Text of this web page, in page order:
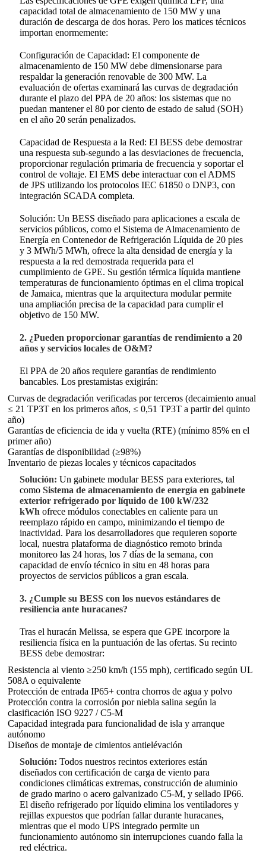
capacidad total de almacenamiento de 150 MW y una
duración de descarga de dos horas. Pero los matices técnicos
importan enormemente:
Configuración de Capacidad: El componente de
almacenamiento de 150 MW debe dimensionarse para
respaldar la generación renovable de 300 MW. La
evaluación de ofertas examinará las curvas de degradación
durante el plazo del PPA de 20 años: los sistemas que no
puedan mantener el 80 por ciento de estado de salud (SOH)
en el año 20 serán penalizados.
Capacidad de Respuesta a la Red: El BESS debe demostrar
una respuesta sub-segundo a las desviaciones de frecuencia,
proporcionar regulación primaria de frecuencia y soportar el
control de voltaje. El EMS debe interactuar con el ADMS
de JPS utilizando los protocolos IEC 61850 o DNP3, con
integración SCADA completa.
Solución: Un BESS diseñado para aplicaciones a escala de
servicios públicos, como el Sistema de Almacenamiento de
Energía en Contenedor de Refrigeración Líquida de 20 pies
y 3 MWh/5 MWh, ofrece la alta densidad de energía y la
respuesta a la red demostrada requerida para el
cumplimiento de GPE. Su gestión térmica líquida mantiene
temperaturas de funcionamiento óptimas en el clima tropical
de Jamaica, mientras que la arquitectura modular permite
una ampliación precisa de la capacidad para cumplir el
objetivo de 150 MW.
2. ¿Pueden proporcionar garantías de rendimiento a 20
años y servicios locales de O&M?
El PPA de 20 años requiere garantías de rendimiento
bancables. Los prestamistas exigirán:
Curvas de degradación verificadas por terceros (decaimiento anual
≤ 21 TP3T en los primeros años, ≤ 0,51 TP3T a partir del quinto
año)
Garantías de eficiencia de ida y vuelta (RTE) (mínimo 85% en el
primer año)
Garantías de disponibilidad (≥98%)
Inventario de piezas locales y técnicos capacitados
Solución: Un gabinete modular BESS para exteriores, tal
comoSistema de almacenamiento de energía en gabinete
exterior refrigerado por líquido de 100 kW/232
kWh ofrece módulos conectables en caliente para un
reemplazo rápido en campo, minimizando el tiempo de
inactividad. Para los desarrolladores que requieren soporte
local, nuestra plataforma de diagnóstico remoto brinda
monitoreo las 24 horas, los 7 días de la semana, con
capacidad de envío técnico in situ en 48 horas para
proyectos de servicios públicos a gran escala.
3. ¿Cumple su BESS con los nuevos estándares de
resiliencia ante huracanes?
Tras el huracán Melissa, se espera que GPE incorpore la
resiliencia física en la puntuación de las ofertas. Su recinto
BESS debe demostrar:
Resistencia al viento ≥250 km/h (155 mph), certificado según UL
508A o equivalente
Protección de entrada IP65+ contra chorros de agua y polvo
Protección contra la corrosión por niebla salina según la
clasificación ISO 9227 / C5-M
Capacidad integrada para funcionalidad de isla y arranque
autónomo
Diseños de montaje de cimientos antielévación
Solución: Todos nuestros recintos exteriores están
diseñados con certificación de carga de viento para
condiciones climáticas extremas, construcción de aluminio
de grado marino o acero galvanizado C5-M, y sellado IP66.
El diseño refrigerado por líquido elimina los ventiladores y
rejillas expuestos que podrían fallar durante huracanes,
mientras que el modo UPS integrado permite un
funcionamiento autónomo sin interrupciones cuando falla la
red eléctrica.